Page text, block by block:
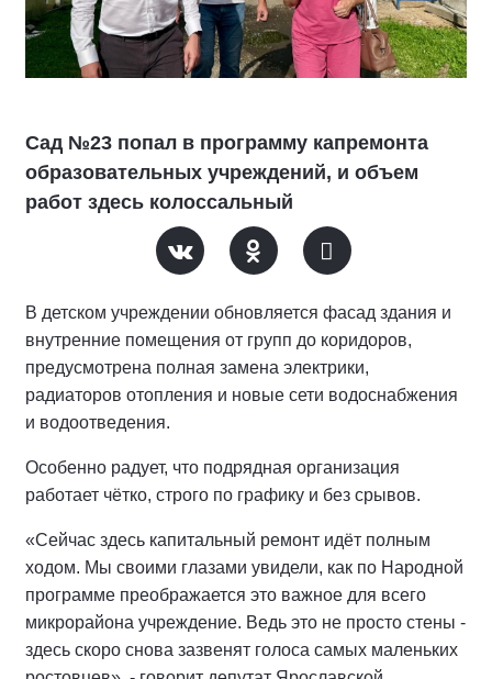
Сад №23 попал в программу капремонта
образовательных учреждений, и объем
работ здесь колоссальный
В детском учреждении обновляется фасад здания и
внутренние помещения от групп до коридоров,
предусмотрена полная замена электрики,
радиаторов отопления и новые сети водоснабжения
и водоотведения.
Особенно радует, что подрядная организация
работает чётко, строго по графику и без срывов.
«Сейчас здесь капитальный ремонт идёт полным
ходом. Мы своими глазами увидели, как по Народной
программе преображается это важное для всего
микрорайона учреждение. Ведь это не просто стены -
здесь скоро снова зазвенят голоса самых маленьких